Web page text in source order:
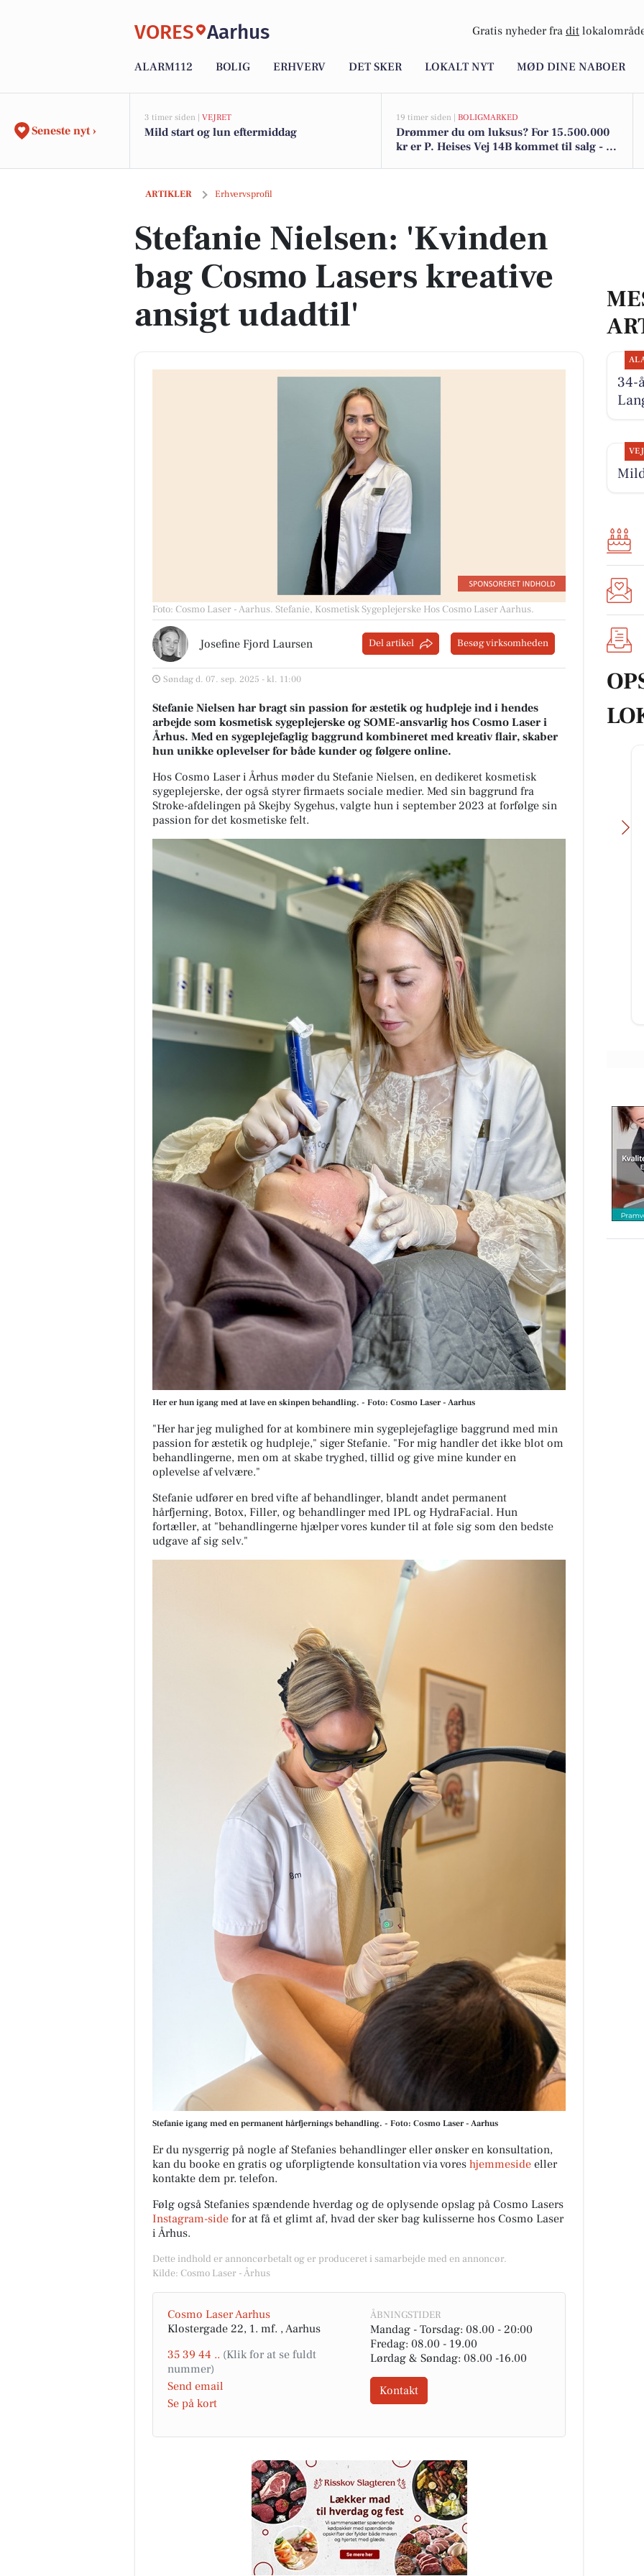
VORES Aarhus Gratis nyheder fra dit
ALARM112 BOLIG ERHVERV DET SKER LOKALT NYT MØD DINE NABOER
Seneste nyt ›
3 timer siden | VEJRET
Mild start og lun eftermiddag
19 timer siden | BOLIGMARKED
Drømmer du om luksus? For 15.500.000
kr er P. Heises Vej 14B kommet til salg - Se
ARTIKLER Erhvervsprofil
Stefanie Nielsen: 'Kvinden bag Cosmo Lasers kreative ansigt udadtil'
Stefanie Nielsen: 'Kvinden
bag Cosmo Lasers kreative
ansigt udadtil'
Foto: Cosmo Laser - Aarhus. Stefanie, Kosmetisk Sygeplejerske Hos Cosmo Laser Aarhus.
Josefine Fjord Laursen Del artikel Besøg virksomheden
Søndag d. 07. sep. 2025 - kl. 11:00
Stefanie Nielsen har bragt sin passion for æstetik og hudpleje ind i hendes
arbejde som kosmetisk sygeplejerske og SOME-ansvarlig hos Cosmo Laser i
Århus. Med en sygeplejefaglig baggrund kombineret med kreativ flair, skaber
hun unikke oplevelser for både kunder og følgere online.
Hos Cosmo Laser i Århus møder du Stefanie Nielsen, en dedikeret kosmetisk
sygeplejerske, der også styrer firmaets sociale medier. Med sin baggrund fra
Stroke-afdelingen på Skejby Sygehus, valgte hun i september 2023 at forfølge sin
passion for det kosmetiske felt.
Her er hun igang med at lave en skinpen behandling. - Foto: Cosmo Laser - Aarhus
"Her har jeg mulighed for at kombinere min sygeplejefaglige baggrund med min
passion for æstetik og hudpleje," siger Stefanie. "For mig handler det ikke blot om
behandlingerne, men om at skabe tryghed, tillid og give mine kunder en
oplevelse af velvære."
Stefanie udfører en bred vifte af behandlinger, blandt andet permanent
hårfjerning, Botox, Filler, og behandlinger med IPL og HydraFacial. Hun
fortæller, at "behandlingerne hjælper vores kunder til at føle sig som den bedste
udgave af sig selv."
Stefanie igang med en permanent hårfjernings behandling. - Foto: Cosmo Laser - Aarhus
Er du nysgerrig på nogle af Stefanies behandlinger eller ønsker en konsultation,
kan du booke en gratis og uforpligtende konsultation via vores hjemmeside eller
kontakte dem pr. telefon.
Følg også Stefanies spændende hverdag og de oplysende opslag på Cosmo Lasers
Instagram-side for at få et glimt af, hvad der sker bag kulisserne hos Cosmo Laser
i Århus.
Dette indhold er annoncørbetalt og er produceret i samarbejde med en annoncør.
Kilde: Cosmo Laser - Århus
Cosmo Laser Aarhus
Klostergade 22, 1. mf. , Aarhus
35 39 44 ..
Send email
Se på kort
ÅBNINGSTIDER
Mandag - Torsdag: 08.00 - 20:00
Fredag: 08.00 - 19.00
Lørdag & Søndag: 08.00 -16.00
Kontakt
34-
Fairpaint ApS
FARVEHANDEL I VEJLE - DET
BÆREDYGTIGE VALG Leder du
efter et bæredygtigt alternativ
uden unødvendig kemi? Så er
Fairpaint det...
Åbn opslaget